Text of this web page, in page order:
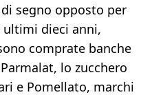
segno opposto per
dieci anni,
comprate banche
lo zucchero
e Pomellato, marchi